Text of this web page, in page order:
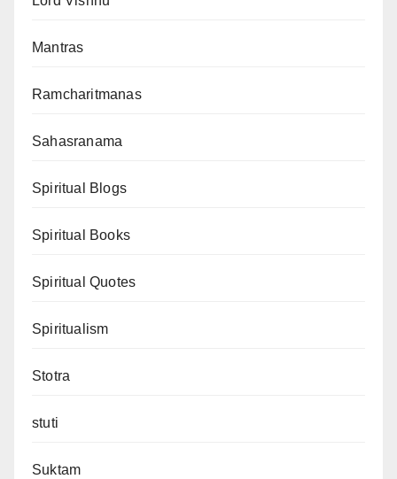
Mantras
Ramcharitmanas
Sahasranama
Spiritual Blogs
Spiritual Books
Spiritual Quotes
Spiritualism
Stotra
stuti
Suktam